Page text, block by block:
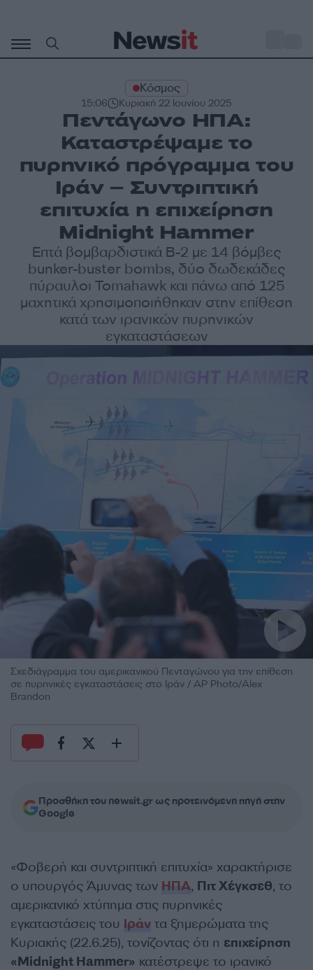
περιεχόμενο
Κόσμος
15:06 Κυριακή 22 Ιουνίου 2025
Πεντάγωνο ΗΠΑ:
Καταστρέψαμε το
πυρηνικό πρόγραμμα του
Ιράν – Συντριπτική
επιτυχία η επιχείρηση
Midnight Hammer
Επτά βομβαρδιστικά B-2 με 14 βόμβες
bunker-buster bombs, δύο δωδεκάδες
πύραυλοι Tomahawk και πάνω από 125
μαχητικά χρησιμοποιήθηκαν στην επίθεση
κατά των ιρανικών πυρηνικών
εγκαταστάσεων
Σχεδιάγραμμα του αμερικανικού Πενταγώνου για την επίθεση
σε πυρηνικές εγκαταστάσεις στο Ιράν / AP Photo/Alex
Brandon
Προσθήκη του newsit.gr ως προτεινόμενη πηγή στην
Google
«Φοβερή και συντριπτική επιτυχία» χαρακτήρισε
ο υπουργός Άμυνας των ΗΠΑ, Πιτ Χέγκσεθ, το
αμερικανικό χτύπημα στις πυρηνικές
εγκαταστάσεις του Ιράν τα ξημερώματα της
Κυριακής (22.6.25), τονίζοντας ότι η επιχείρηση
«Midnight Hammer» κατέστρεψε το ιρανικό